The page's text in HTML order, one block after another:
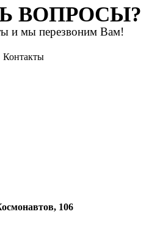
ВОПРОСЫ?
и мы перезвоним Вам!
Контакты
106